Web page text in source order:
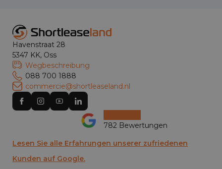
Havenstraat 28
5347 KK, Oss
Wegbeschreibung
088 700 1888
commercie@shortleaseland.nl
782 Bewertungen
Lesen Sie alle Erfahrungen unserer zufriedenen
Kunden auf Google.